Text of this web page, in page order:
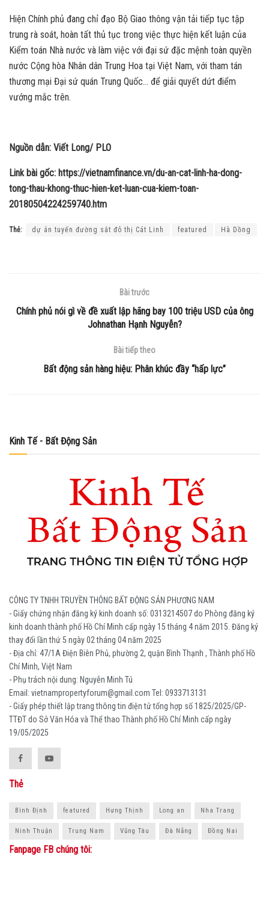
Hiện Chính phủ đang chỉ đạo Bộ Giao thông vận tải tiếp tục tập
trung rà soát, hoàn tất thủ tục trong việc thực hiện kết luận của
Kiểm toán Nhà nước và làm việc với đại sứ đặc mệnh toàn quyền
nước Cộng hòa Nhân dân Trung Hoa tại Việt Nam, với tham tán
thương mại Đại sứ quán Trung Quốc… để giải quyết dứt điểm
vướng mắc trên.
Nguồn dẫn: Viết Long/ PLO
Link bài gốc: https://vietnamfinance.vn/du-an-cat-linh-ha-dong-
tong-thau-khong-thuc-hien-ket-luan-cua-kiem-toan-
20180504224259740.htm
Thẻ: dự án tuyến đường sắt đô thị Cát Linh featured Hà Dồng
Bài trước
Chính phủ nói gì về đề xuất lập hãng bay 100 triệu USD của ông
Johnathan Hạnh Nguyễn?
Bài tiếp theo
Bất động sản hàng hiệu: Phân khúc đầy “hấp lực”
Kinh Tế - Bất Động Sản
CÔNG TY TNHH TRUYỀN THÔNG BẤT ĐỘNG SẢN PHƯƠNG NAM
- Giấy chứng nhận đăng ký kinh doanh số: 0313214507 do Phòng đăng ký
kinh doanh thành phố Hồ Chí Minh cấp ngày 15 tháng 4 năm 2015. Đăng ký
thay đổi lần thứ 5 ngày 02 tháng 04 năm 2025
- Địa chỉ: 47/1A Điện Biên Phủ, phường 2, quận Bình Thạnh , Thành phố Hồ
Chí Minh, Việt Nam
- Phụ trách nội dung: Nguyễn Minh Tú
Email: vietnampropertyforum@gmail.com Tel: ‭0933713131
- Giấy phép thiết lập trang thông tin điện tử tổng hợp số 1825/2025/GP-
TTĐT do Sở Văn Hóa và Thể thao Thành phố Hồ Chí Minh cấp ngày
19/05/2025
Thẻ
Bình Định featured Hưng Thịnh Long an Nha Trang
Ninh Thuận Trung Nam Vũng Tàu Đà Nẵng Đồng Nai
Fanpage FB chúng tôi: